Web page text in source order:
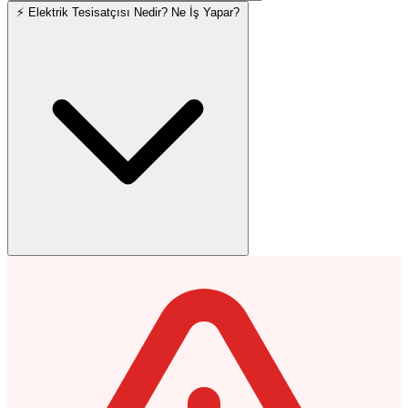
⚡ Elektrik Tesisatçısı Nedir? Ne İş Yapar?